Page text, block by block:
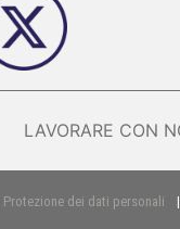
LAVORARE CON
Protezione dei dati personali